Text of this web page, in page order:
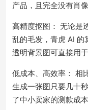
产品，且完全没有肖像
高精度抠图： 无论是
乱的毛发，青虎 AI 的
透明背景图可直接用
低成本、高效率： 相
生成一张图只要几十
了中小卖家的测款成本